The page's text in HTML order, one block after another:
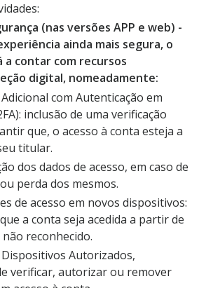
(nas versões APP e web) -
ainda mais segura, o
a contar com recursos
digital, nomeadamente:
com Autenticação em
inclusão de uma verificação
que, o acesso à conta esteja a
titular.
dos dados de acesso, em caso de
perda dos mesmos.
de acesso em novos dispositivos:
a conta seja acedida a partir de
reconhecido.
Autorizados,
verificar, autorizar ou remover